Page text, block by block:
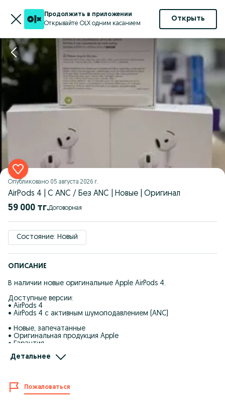
Продолжить в приложении
Открывайте OLX одним касанием
Открыть
Опубликовано 05 августа 2026 г.
AirPods 4 | С ANC / Без ANC | Новые | Оригинал
59 000 тг. Договорная
Состояние: Новый
ОПИСАНИЕ
В наличии новые оригинальные Apple AirPods 4.
Доступные версии:
• AirPods 4
• AirPods 4 с активным шумоподавлением (ANC)
• Новые, запечатанные
• Оригинальная продукция Apple
• Гарантия
перед покупкой
Доставка по Алматы до двери.
Отправка по всему Казахстану.
Детальнее
Пожаловаться